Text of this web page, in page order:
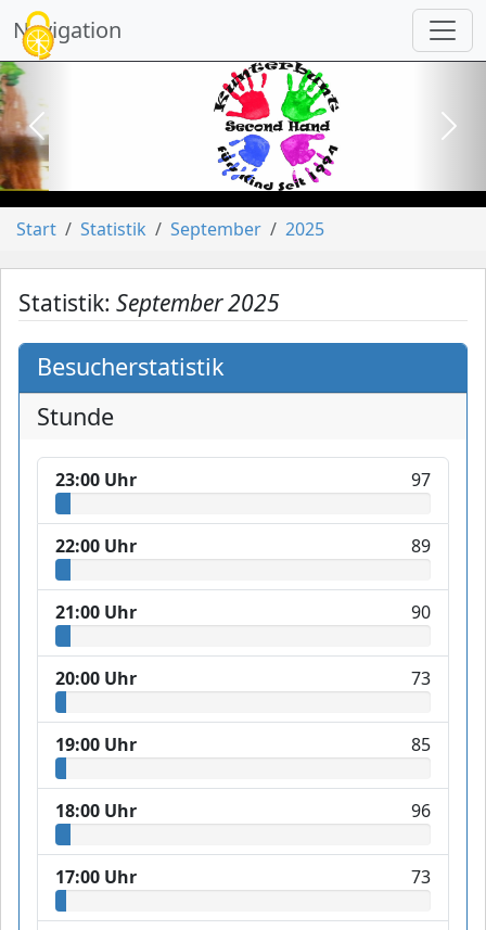
Navigation
vorheriges
Start Statistik September 2025
Statistik: September 2025
Besucherstatistik
Stunde
23:00 Uhr 97
22:00 Uhr 89
21:00 Uhr 90
20:00 Uhr 73
19:00 Uhr 85
18:00 Uhr 96
17:00 Uhr 73
Cookie-Einstellungen